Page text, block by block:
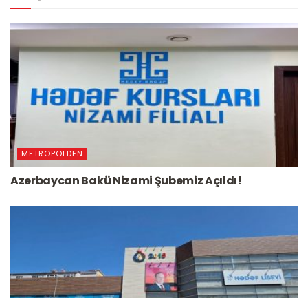
METROPOLDEN
Azerbaycan Bakü Nizami Şubemiz Açıldı!